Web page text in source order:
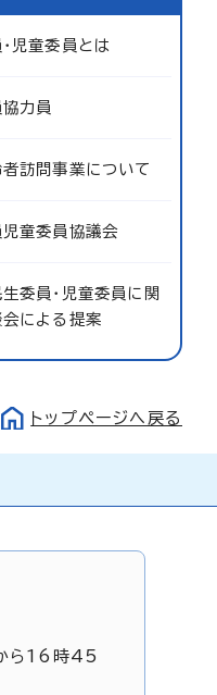
児童委員とは
力員
訪問事業について
児童委員協議会
委員・児童委員に関
による提案
トップページへ戻る
ら16時45